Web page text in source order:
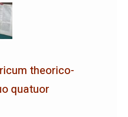
theorico-
quatuor